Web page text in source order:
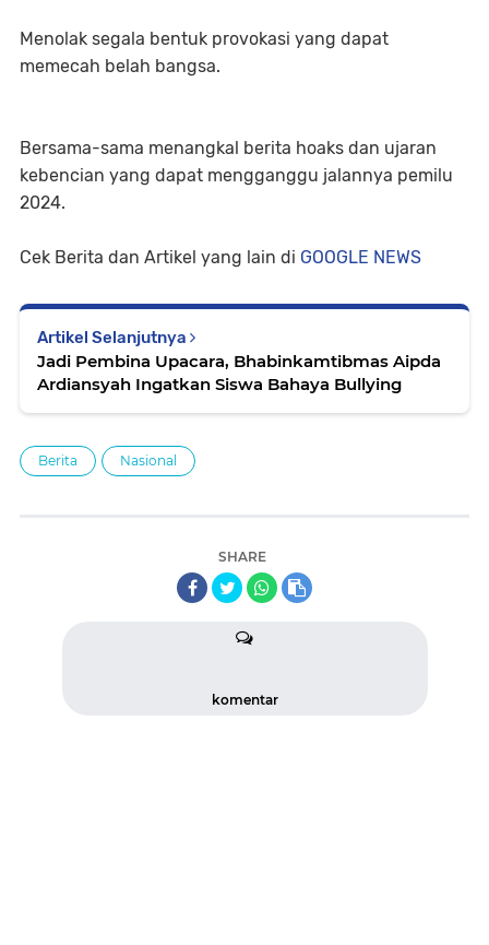
Menolak segala bentuk provokasi yang dapat
memecah belah bangsa.
Bersama-sama menangkal berita hoaks dan ujaran
kebencian yang dapat mengganggu jalannya pemilu
2024.
Cek Berita dan Artikel yang lain di GOOGLE NEWS
Artikel Selanjutnya
Jadi Pembina Upacara, Bhabinkamtibmas Aipda
Ardiansyah Ingatkan Siswa Bahaya Bullying
Berita Nasional
SHARE
komentar